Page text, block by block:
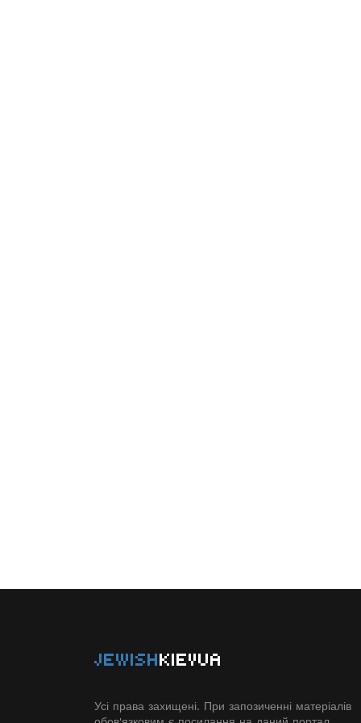
JEWISHKIEVUA
Усі права захищені. При запозиченні матеріалів